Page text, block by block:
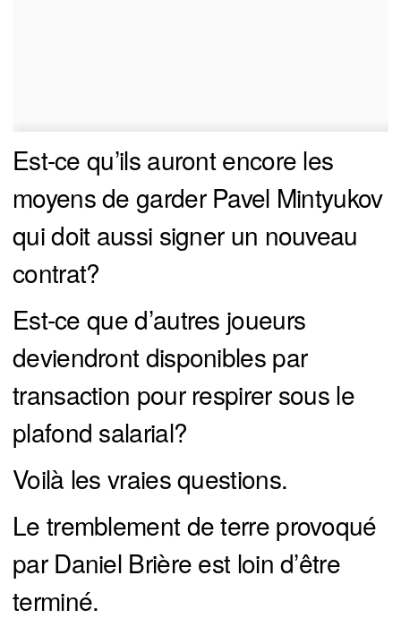
Est-ce qu’ils auront encore les
moyens de garder Pavel Mintyukov
qui doit aussi signer un nouveau
contrat?
Est-ce que d’autres joueurs
deviendront disponibles par
transaction pour respirer sous le
plafond salarial?
Voilà les vraies questions.
Le tremblement de terre provoqué
par Daniel Brière est loin d’être
terminé.